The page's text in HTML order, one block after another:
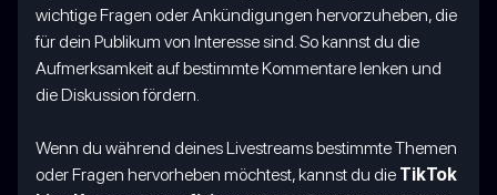
wichtige Fragen oder Ankündigungen hervorzuheben, die
für dein Publikum von Interesse sind. So kannst du die
Aufmerksamkeit auf bestimmte Kommentare lenken und
die Diskussion fördern.
Wenn du während deines Livestreams bestimmte Themen
oder Fragen hervorheben möchtest, kannst du die TikTok